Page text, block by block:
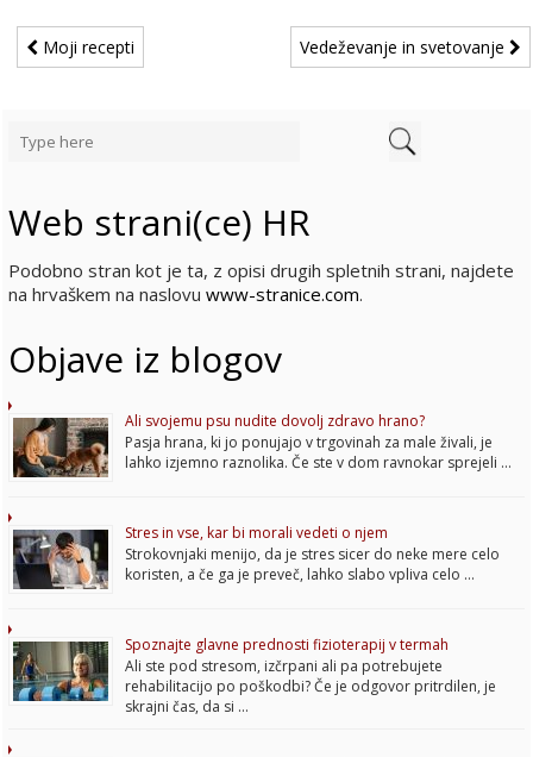
Moji recepti Vedeževanje in svetovanje
Web strani(ce) HR
Podobno stran kot je ta, z opisi drugih spletnih strani, najdete
na hrvaškem na naslovuwww-stranice.com.
Objave iz blogov
Ali svojemu psu nudite dovolj zdravo hrano?
Pasja hrana, ki jo ponujajo v trgovinah za male živali, je
lahko izjemno raznolika. Če ste v dom ravnokar sprejeli …
Stres in vse, kar bi morali vedeti o njem
Strokovnjaki menijo, da je stres sicer do neke mere celo
koristen, a če ga je preveč, lahko slabo vpliva celo …
Spoznajte glavne prednosti fizioterapij v termah
Ali ste pod stresom, izčrpani ali pa potrebujete
rehabilitacijo po poškodbi? Če je odgovor pritrdilen, je
skrajni čas, da si …